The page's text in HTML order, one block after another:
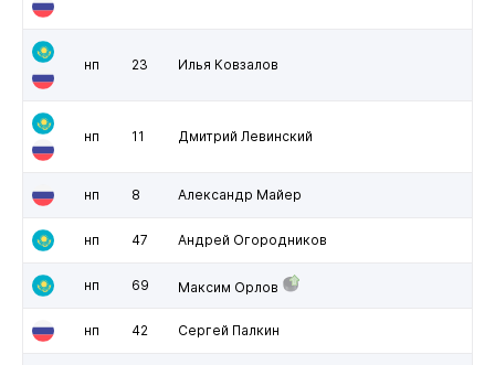
нп 23 Илья Ковзалов
нп 11 Дмитрий Левинский
нп 8 Александр Майер
нп 47 Андрей Огородников
нп 69 Максим Орлов
нп 42 Сергей Палкин